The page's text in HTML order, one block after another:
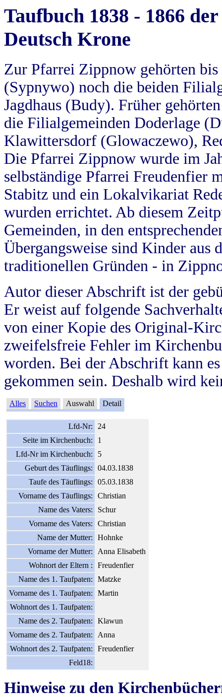
Taufbuch 1838 - 1866
Deutsch Krone
Zur Pfarrei Zippnow gehörten
(Sypnywo) noch die beiden
Jagdhaus (Budy). Früher
die Filialgemeinden Doderlage
Klawittersdorf (Glowaczewo),
Die Pfarrei Zippnow wurde im
selbständige Pfarrei Freudenfier
Stabitz und ein Lokalvikariat
wurden errichtet. Ab diesem
Gemeinden, in den
Übergangsweise sind Kinder aus
traditionellen Gründen - in
Autor dieser Abschrift ist der
Er weist auf folgende
von einer Kopie des Original-
zweifelsfreie Fehler im
worden. Bei der Abschrift kann
gekommen sein. Deshalb wird
Alles Suchen Auswahl Detail
Lfd-Nr:
24
Seite im Kirchenbuch:
1
Lfd-Nr im Kirchenbuch:
5
Geburt des Täuflings:
04.03.1838
Taufe des Täuflings:
05.03.1838
Vorname des Täuflings:
Christian
Name des Vaters:
Schur
Vorname des Vaters:
Christian
Name der Mutter:
Hohnke
Vorname der Mutter:
Anna Elisabeth
Wohnort der Eltern :
Freudenfier
Name des 1. Taufpaten:
Matzke
Vorname des 1. Taufpaten:
Martin
Wohnort des 1. Taufpaten:
Name des 2. Taufpaten:
Klawun
Vorname des 2. Taufpaten:
Anna
Wohnort des 2. Taufpaten:
Freudenfier
Feld18:
Hinweise zu den